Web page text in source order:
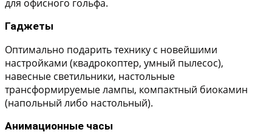
для офисного гольфа.
Гаджеты
Оптимально подарить технику с новейшими
настройками (квадрокоптер, умный пылесос),
навесные светильники, настольные
трансформируемые лампы, компактный биокамин
(напольный либо настольный).
Анимационные часы